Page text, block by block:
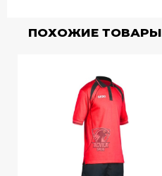
ПОХОЖИЕ ТОВАРЫ